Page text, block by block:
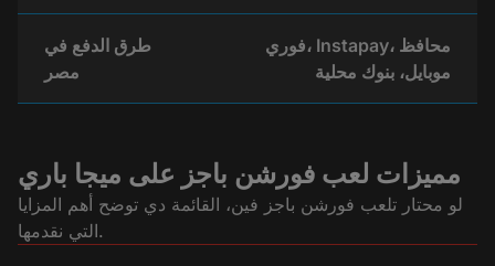
طرق الدفع في
مصر
فوري، Instapay، محافظ
موبايل، بنوك محلية
مميزات لعب فورشن باجز على ميجا باري
لو محتار تلعب فورشن باجز فين، القائمة دي توضح أهم المزايا
التي نقدمها.